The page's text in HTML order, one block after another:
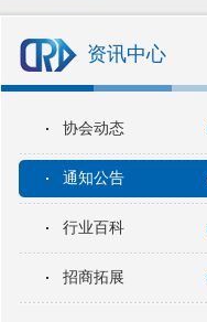
资讯中心
协会动态
通知公告
行业百科
招商拓展